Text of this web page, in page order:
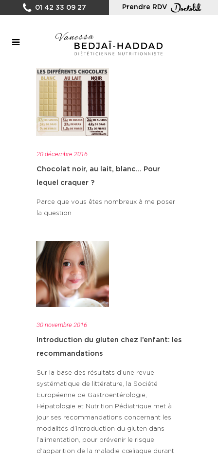
01 42 33 09 27 Prendre RDV
20 décembre 2016
Chocolat noir, au lait, blanc… Pour
lequel craquer ?
Parce que vous êtes nombreux à me poser
la question
30 novembre 2016
Introduction du gluten chez l’enfant: les
recommandations
Sur la base des résultats d’une revue
systématique de littérature, la Société
Européenne de Gastroentérologie,
Hépatologie et Nutrition Pédiatrique met à
jour ses recommandations concernant les
modalités d’introduction du gluten dans
l’alimentation, pour prévenir le risque
d’apparition de la maladie cœliaque durant